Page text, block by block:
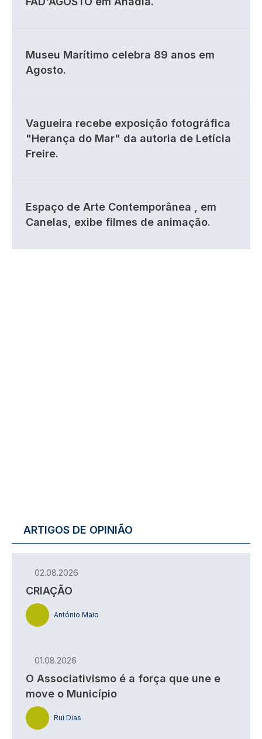
Museu Marítimo celebra 89 anos em
Agosto.
Vagueira recebe exposição fotográfica
"Herança do Mar" da autoria de Letícia
Freire.
Espaço de Arte Contemporânea , em
Canelas, exibe filmes de animação.
ARTIGOS DE OPINIÃO
02.08.2026
CRIAÇÃO
António Maio
01.08.2026
O Associativismo é a força que une e
move o Município
Rui Dias